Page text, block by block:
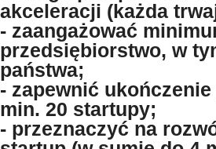
akceleracji (każda
- zaangażować
przedsiębiorstwo, w
państwa;
- zapewnić
min. 20 startupy;
- przeznaczyć na